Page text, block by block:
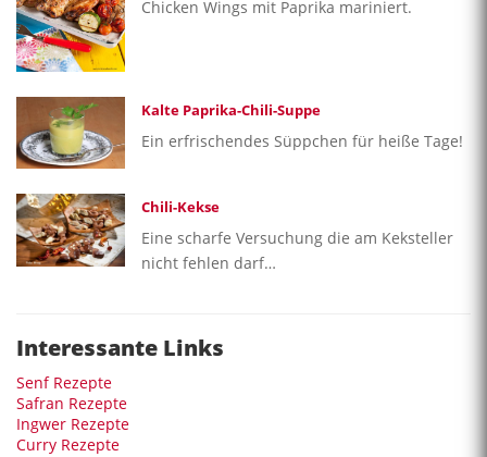
Chicken Wings mit Paprika mariniert.
Kalte Paprika-Chili-Suppe
Ein erfrischendes Süppchen für heiße Tage!
Chili-Kekse
Eine scharfe Versuchung die am Keksteller
nicht fehlen darf…
Interessante Links
Senf Rezepte
Safran Rezepte
Ingwer Rezepte
Curry Rezepte